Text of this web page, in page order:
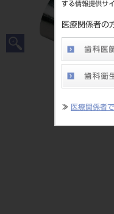
する情報提供サ
医療関係者の
≫ 医療関係者